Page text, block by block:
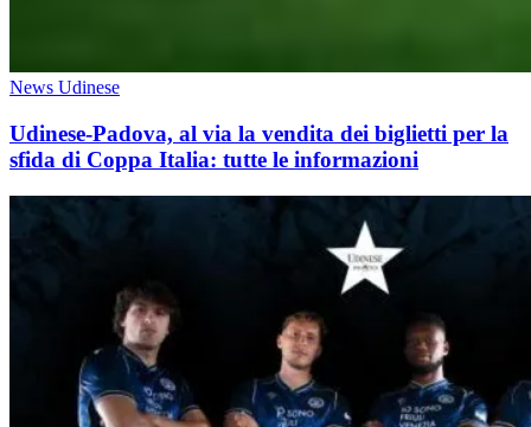
News Udinese
Udinese-Padova, al via la vendita dei biglietti per la
sfida di Coppa Italia: tutte le informazioni